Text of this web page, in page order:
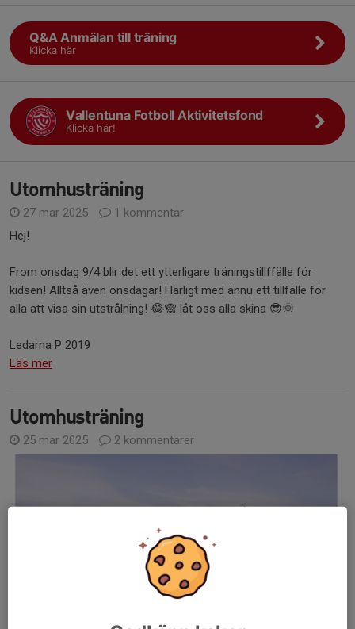
Q&A Anmälan till träning
Klicka här
Vallentuna Fotboll Aktivitetsfond
Klicka här!
Utomhusträning
27 mar 2025
1 kommentar
Hej!
From onsdag 9/4 blir det ett ytterligare träningstillffälle för
kidsen! Alltså även onsdagar! Härligt med ännu ett tillfälle för
alla att visa sin utstrålning! 😂🙈 låt oss alla skina 😎🌞
Ledarna P 2019
Läs mer
Utomhusträning
25 mar 2025 2 kommentarer